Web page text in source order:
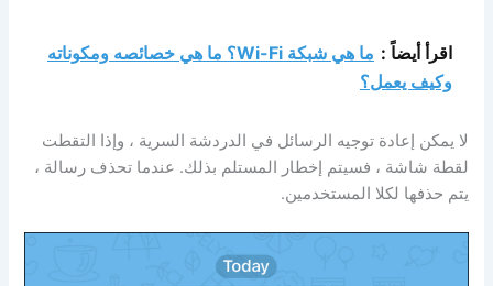
اقرأ أيضاً :
ما هي شبكة Wi-Fi؟ ما هي خصائصه ومكوناته
وكيف يعمل؟
لا يمكن إعادة توجيه الرسائل في الدردشة السرية ، وإذا التقطت
لقطة شاشة ، فسيتم إخطار المستلم بذلك. عندما تحذف رسالة ،
يتم حذفها لكلا المستخدمين.